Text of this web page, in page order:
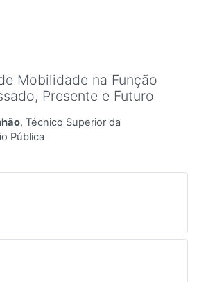
Mobilidade na Função
Presente e Futuro
, Técnico Superior da
Pública